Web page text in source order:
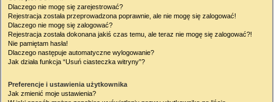
Dlaczego nie mogę się zarejestrować?
Rejestracja została przeprowadzona poprawnie, ale nie mogę się zalogować!
Dlaczego nie mogę się zalogować?
Rejestracja została dokonana jakiś czas temu, ale teraz nie mogę się zalogować?!
Nie pamiętam hasła!
Dlaczego następuje automatyczne wylogowanie?
Jak działa funkcja “Usuń ciasteczka witryny”?
Preferencje i ustawienia użytkownika
Jak zmienić moje ustawienia?